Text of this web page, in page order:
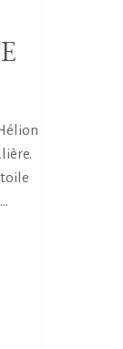
toile